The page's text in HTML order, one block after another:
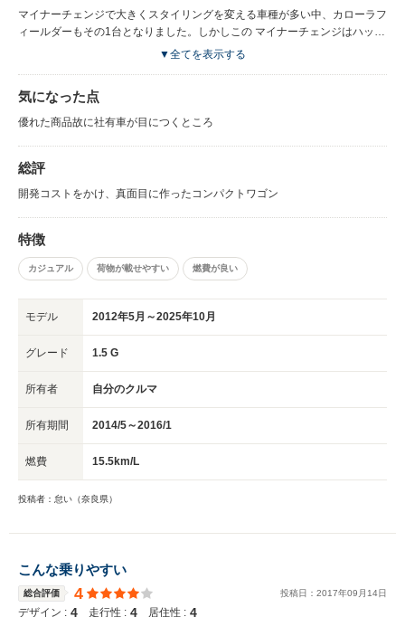
マイナーチェンジで大きくスタイリングを変える車種が多い中、カローラフ
ィールダーもその1台となりました。しかしこの マイナーチェンジはハッキ
リ言って成功です。マイナーチェンジ前はカッコいいものの、少しおとなし
トヨタが広めているキーンルックを採用して、統一されたトヨタ車イメージ
も手に入れました。テールランプもワイドな 形状に変更され、質感アップ
みも十分にありこのクラスとしては最上ではないでしょうか。 カローラは
販売台数が見込める車なので、その分大量発注による材料のコストダウンが
進み、良い材料を安く仕入れる 事ができるので、ここまで余裕のあるシー
トが開発できたのではないかと思います。また自動ブレーキも今回採用され
トヨタセーフティーセンスCを搭載し、予防安全が強化された事は心強いで
す。先行車が発進すれば、液晶ですプレイと ブザー音で知らせてくれるの
は、細やかな気使いがある装備で便利です。日本で使うにはジャストサイズ
▼全てを表示する
気になった点
優れた商品故に社有車が目につくところ
総評
開発コストをかけ、真面目に作ったコンパクトワゴン
特徴
カジュアル 荷物が載せやすい 燃費が良い
モデル 2012年5月～2025年10月
グレード 1.5 G
所有者 自分のクルマ
所有期間 2014/5～2016/1
燃費 15.5km/L
投稿者：怠い（奈良県）
こんな乗りやすい
総合評価 4 投稿日： 2017年09 月 14日
デザイン : 4 走行性 : 4 居住性 : 4